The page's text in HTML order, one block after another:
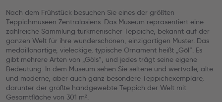
Nach dem Frühstück besuchen Sie eines der größten
Teppichmuseen Zentralasiens. Das Museum repräsentiert eine
zahlreiche Sammlung turkmenischer Teppiche, bekannt auf der
ganzen Welt für ihre wunderschönen, einzigartigen Muster. Das
medaillonartige, vieleckige, typische Ornament heißt „Göl“. Es
gibt mehrere Arten von „Göls“, und jedes trägt seine eigene
Bedeutung. In dem Museum sehen Sie seltene und wertvolle, alte
und moderne, aber auch ganz besondere Teppichexemplare,
darunter der größte handgewebte Teppich der Welt mit
Gesamtfläche von 301 m².